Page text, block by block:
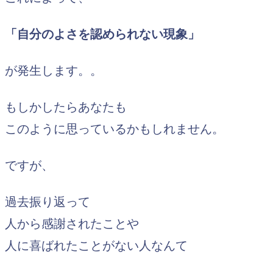
「自分のよさを認められない現象」
が発生します。。
もしかしたらあなたも
このように思っているかもしれません。
ですが、
過去振り返って
人から感謝されたことや
人に喜ばれたことがない人なんて